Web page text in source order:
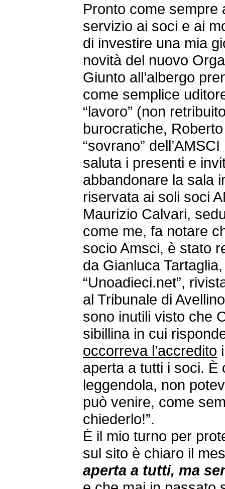
Pronto come sempre
servizio ai soci e ai
di investire una mia
novità del nuovo
Giunto all’albergo
come semplice
“lavoro” (non
burocratiche,
“sovrano”
saluta i presenti e
abbandonare la sala
riservata ai soli soci
Maurizio Calvari,
come me, fa notare
socio Amsci, è stato
da Gianluca
“Unoadieci.net”,
al Tribunale di
sono inutili visto che
sibillina in cui
occorreva l’accredito
aperta a tutti i soci. È
leggendola, non
può venire, come
chiederlo!”.
È il mio turno per
sul sito è chiaro il
aperta a tutti, ma